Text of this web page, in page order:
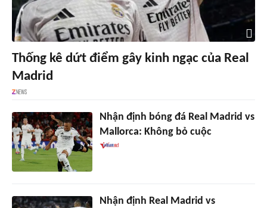
Thống kê dứt điểm gây kinh ngạc của Real
Madrid
Nhận định bóng đá Real Madrid vs
Mallorca: Không bỏ cuộc
Nhận định Real Madrid vs